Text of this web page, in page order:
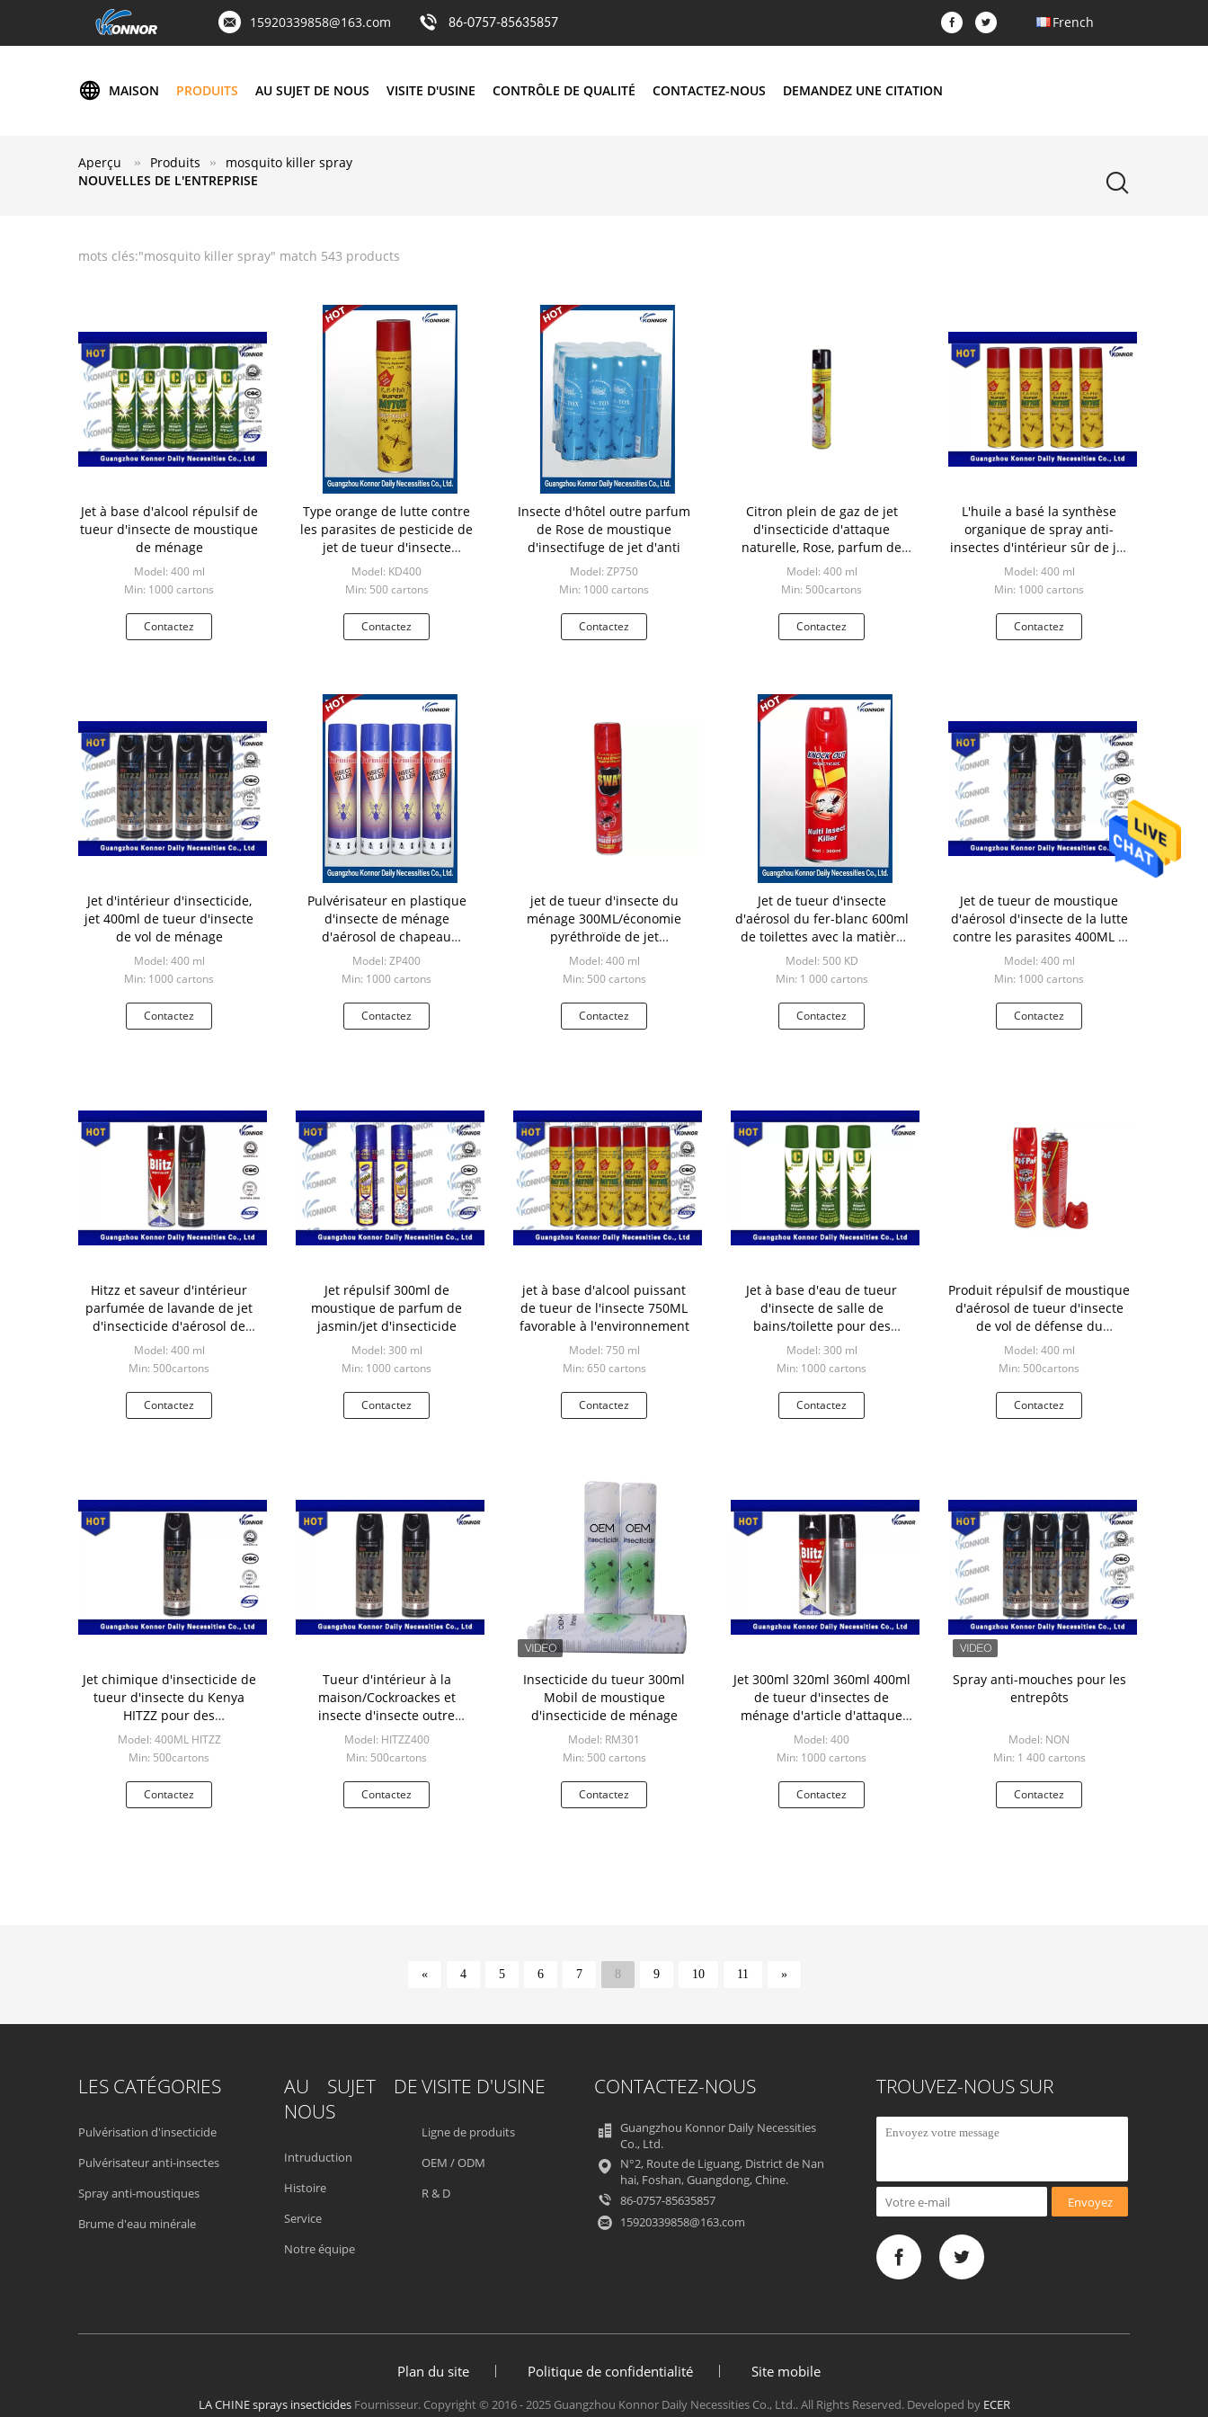
15920339858@163.com 86-0757-85635857 French
MAISON PRODUITS AU SUJET DE NOUS VISITE D'USINE CONTRÔLE DE QUALITÉ CONTACTEZ-NOUS DEMANDEZ UNE CITATION
NOUVELLES DE L'ENTREPRISE
Aperçu Produits mosquito killer spray
mots clés:"mosquito killer spray" match 543 products
Jet à base d'alcool répulsif de
tueur d'insecte de moustique
de ménage
Model: 400 ml
Min: 1000 cartons
Contactez
Type orange de lutte contre
les parasites de pesticide de
jet de tueur d'insecte
d'insecticide non toxique
Model: KD400
Min: 500 cartons
Contactez
Insecte d'hôtel outre parfum
de Rose de moustique
d'insectifuge de jet d'anti
Model: ZP750
Min: 1000 cartons
Contactez
Citron plein de gaz de jet
d'insecticide d'attaque
naturelle, Rose, parfum de
vanille
Model: 400 ml
Min: 500cartons
Contactez
L'huile a basé la synthèse
organique de spray anti-
insectes d'intérieur sûr de jet
de tueur d'insecte d'aérosol
Model: 400 ml
Min: 1000 cartons
Contactez
Jet d'intérieur d'insecticide,
jet 400ml de tueur d'insecte
de vol de ménage
Model: 400 ml
Min: 1000 cartons
Contactez
Pulvérisateur en plastique
d'insecte de ménage
d'aérosol de chapeau
d'insecte de jet rapide de
tueur
Model: ZP400
Min: 1000 cartons
Contactez
jet de tueur d'insecte du
ménage 300ML/économie
pyréthroïde de jet
d'insecticide
Model: 400 ml
Min: 500 cartons
Contactez
Jet de tueur d'insecte
d'aérosol du fer-blanc 600ml
de toilettes avec la matière
première
Model: 500 KD
Min: 1 000 cartons
Contactez
Jet de tueur de moustique
d'aérosol d'insecte de la lutte
contre les parasites 400ML à
base d'eau
Model: 400 ml
Min: 1000 cartons
Contactez
Hitzz et saveur d'intérieur
parfumée de lavande de jet
d'insecticide d'aérosol de
base d'huile d'attaque éclaire
Model: 400 ml
Min: 500cartons
Contactez
Jet répulsif 300ml de
moustique de parfum de
jasmin/jet d'insecticide
Model: 300 ml
Min: 1000 cartons
Contactez
jet à base d'alcool puissant
de tueur de l'insecte 750ML
favorable à l'environnement
Model: 750 ml
Min: 650 cartons
Contactez
Jet à base d'eau de tueur
d'insecte de salle de
bains/toilette pour des
punaises et des guêpes
Model: 300 ml
Min: 1000 cartons
Contactez
Produit répulsif de moustique
d'aérosol de tueur d'insecte
de vol de défense du
territoire avec les huiles
essentielles
Model: 400 ml
Min: 500cartons
Contactez
Jet chimique d'insecticide de
tueur d'insecte du Kenya
HITZZ pour des
moucherons/fourmis
Model: 400ML HITZZ
Min: 500cartons
Contactez
Tueur d'intérieur à la
maison/Cockroackes et
insecte d'insecte outre
d'insectifuge de jet
Model: HITZZ400
Min: 500cartons
Contactez
Insecticide du tueur 300ml
Mobil de moustique
d'insecticide de ménage
Model: RM301
Min: 500 cartons
Contactez
Jet 300ml 320ml 360ml 400ml
de tueur d'insectes de
ménage d'article d'attaque
éclaire de Famille-soin
Model: 400
Min: 1000 cartons
Contactez
Spray anti-mouches pour les
entrepôts
Model: NON
Min: 1 400 cartons
Contactez
« 4 5 6 7 8 9 10 11 »
LES CATÉGORIES
Pulvérisation d'insecticide
Pulvérisateur anti-insectes
Spray anti-moustiques
Brume d'eau minérale
AU SUJET DE
NOUS
Intruduction
Histoire
Service
Notre équipe
VISITE D'USINE
Ligne de produits
OEM / ODM
R & D
CONTACTEZ-NOUS
Guangzhou Konnor Daily Necessities
Co., Ltd.
N°2, Route de Liguang, District de Nan
hai, Foshan, Guangdong, Chine.
86-0757-85635857
15920339858@163.com
TROUVEZ-NOUS SUR
Envoyez
Plan du site Politique de confidentialité Site mobile
LA CHINE sprays insecticidesFournisseur. Copyright © 2016 - 2025 Guangzhou Konnor Daily Necessities Co., Ltd.. All Rights Reserved. Developed by ECER